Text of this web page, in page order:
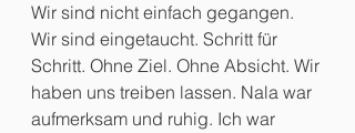
Wir sind nicht einfach gegangen.
Wir sind eingetaucht. Schritt für
Schritt. Ohne Ziel. Ohne Absicht. Wir
haben uns treiben lassen. Nala war
aufmerksam und ruhig. Ich war